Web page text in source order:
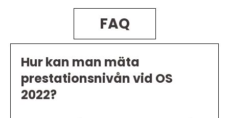
FAQ
Hur kan man mäta
prestationsnivån vid OS
2022?